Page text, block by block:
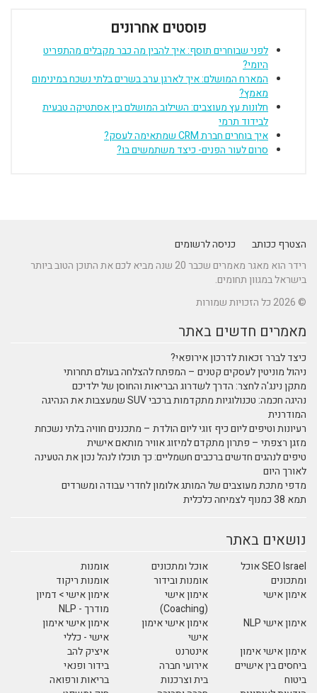
פוסטים אחרונים
לפני שבוחרים תוסף: איך להבין מה כבר מקבלים מהתפריט
היומי?
המארח המושלם: איך לארגן ערב בשרים בלתי נשכח במינימום
מאמץ?
חלונות עץ מעוצבים: השילוב המושלם בין אסתטיקה טבעית
לבידוד תרמי
איך בוחרים חברת CRM שמתאימה לעסק?
סרום לעור הפנים- כיצד משתמשים בו?
הצטרף ככותב
כניסה לרשומים
רידר הוא מאגר מאמרים שכבר 20 שנה מביא לכם את התוכן הטוב ביותר
בישראל במגוון תחומים.
© 2026 כל הזכויות שמורות
מאמרים חדשים באתר
כיצד לברר זכאות לדרכון אירופאי?
ניהול מוניטין לעסקים קטנים – המפתח להצלחה בעולם תחרותי
מתקן נינג'ה לחצר: הדרך לשדרוג הבריאות והחוסן של ילדיכם
נהיגה חכמה: טכנולוגיות מתקדמות ברכבי SUV שמעצבות את הנהיגה
המודרנית
רעיונות וטיפים ליום כיף זוגי ליום הולדת – מתכננים חוויה בלתי נשכחת
מזגן רצפתי – פתרון מתקדם למיזוג אוויר מותאם אישית
טיפים לנהגים חדשים ברכבים חשמליים: כך תוכלו לנהל נכון את הטעינה
לאורך היום
מדפי מתכת מעוצבים של המותג אלומון לחדרי עבודה ומשרדים
תמא 38 כמנוף לצמיחה כלכלית
נושאים באתר
SEO Israel אוכל
ומתכונים
אוכל ומתכונים
אומנות
אומנות ובידור
אומנות ריקוד
אימון אישי
אימון אישי
(Coaching)
אימון אישי > דמיון
מודרך - NLP
אימון אישי NLP
אימון אישי אימון
אישי
אימון אישי אימון
אישי - כללי
אימון אישי אימון
ביחסים בין אישיים
אינטרנט
איציק להב
אירועי חברה
בידור ופנאי
ביטוח
בית וצרכנות
בריאות ורפואה